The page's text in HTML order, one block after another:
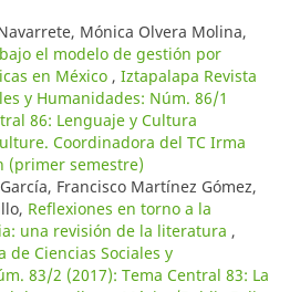
Mónica Olvera Molina,
el modelo de gestión por
en México , Iztapalapa Revista
y Humanidades: Núm. 86/1
86: Lenguaje y Cultura
Coordinadora del TC Irma
(primer semestre)
Francisco Martínez Gómez,
Reflexiones en torno a la
una revisión de la literatura ,
de Ciencias Sociales y
83/2 (2017): Tema Central 83: La